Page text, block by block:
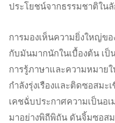
ประโยชน์จากธรรมชาติใน
การมองเห็นความยิ่งใหญ่ขอ
กับมันมากนักในเบื้องต้น เ
การรู้ภาษาและความหมาย
กำลังรุ่งเรืองและติดซอสม
เคชฉั่บประกาศความเป็นอ
มาอย่างพิถีพิถัน ดันจิ้มซอสม